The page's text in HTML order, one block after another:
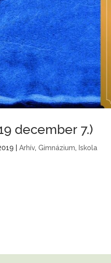
december 7.)
| Arhív, Gimnázium, Iskola